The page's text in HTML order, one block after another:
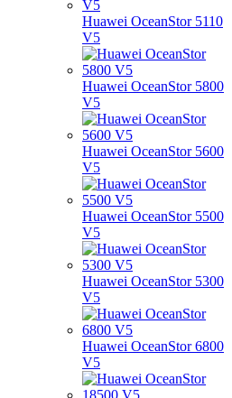
Huawei OceanStor 5110
V5
Huawei OceanStor 5800
V5
Huawei OceanStor 5600
V5
Huawei OceanStor 5500
V5
Huawei OceanStor 5300
V5
Huawei OceanStor 6800
V5